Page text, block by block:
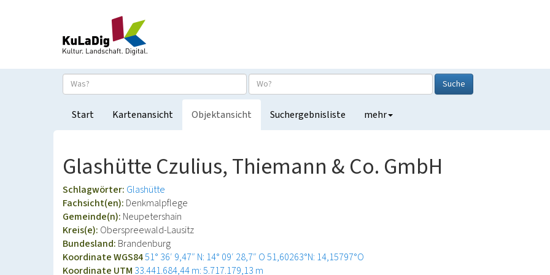
Suche
Start Kartenansicht Objektansicht Suchergebnisliste mehr
Glashütte Czulius, Thiemann & Co. GmbH
Schlagwörter: Glashütte
Fachsicht(en): Denkmalpflege
Gemeinde(n): Neupetershain
Kreis(e): Oberspreewald-Lausitz
Bundesland: Brandenburg
Koordinate WGS8451° 36′ 9,47″ N: 14° 09′ 28,7″ O51,60263°N: 14,15797°O
Koordinate UTM 33.441.684,44 m: 5.717.179,13 m